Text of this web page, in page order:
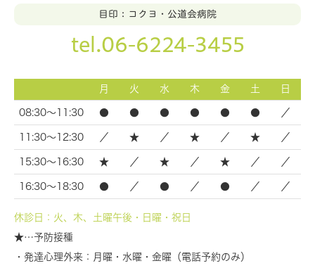
目印：コクヨ・公道会病院
tel.06-6224-3455
月 火 水 木 金 土 日
08:30～11:30 ● ● ● ● ● ● ／
11:30～12:30 ／ ★ ／ ★ ／ ★ ／
15:30～16:30 ★ ／ ★ ／ ★ ／ ／
16:30～18:30 ● ／ ● ／ ● ／ ／
休診日：火、木、土曜午後・日曜・祝日
★…予防接種
・発達心理外来：月曜・水曜・金曜（電話予約のみ）